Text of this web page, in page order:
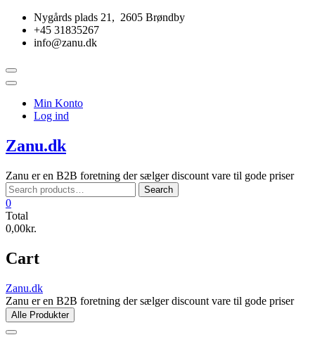
Skip
content
Nygårds plads 21, 2605 Brøndby
+45 31835267
info@zanu.dk
Topbar
Menu
Min Konto
Log ind
Zanu.dk
Zanu er en B2B foretning der sælger discount vare til gode priser
Search
for:
Search
0
Total
0,00kr.
Cart
Zanu.dk
Zanu er en B2B foretning der sælger discount vare til gode priser
Alle Produkter